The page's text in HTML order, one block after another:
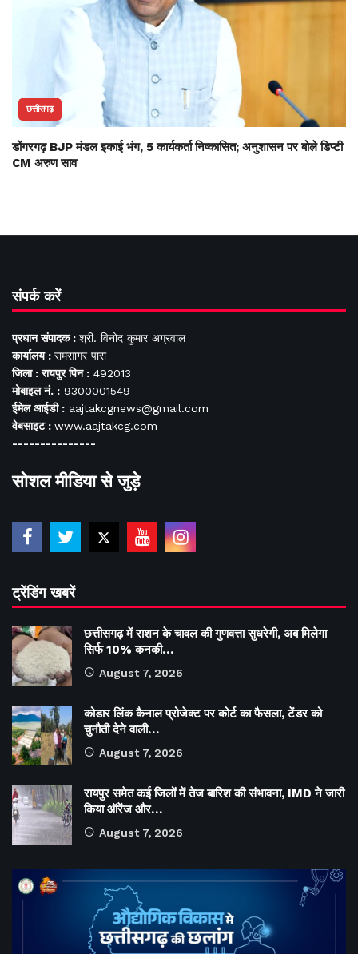
छत्तीसगढ़
डोंगरगढ़ BJP मंडल इकाई भंग, 5 कार्यकर्ता निष्कासित; अनुशासन पर बोले डिप्टी
CM अरुण साव
संपर्क करें
प्रधान संपादक : श्री. विनोद कुमार अग्रवाल
कार्यालय : रामसागर पारा
जिला : रायपुर पिन : 492013
मोबाइल नं. : 9300001549
ईमेल आईडी : aajtakcgnews@gmail.com
वेबसाइट : www.aajtakcg.com
---------------
सोशल मीडिया से जुड़े
ट्रेंडिंग खबरें
छत्तीसगढ़ में राशन के चावल की गुणवत्ता सुधरेगी, अब मिलेगा
सिर्फ 10% कनकी…
August 7, 2026
कोडार लिंक कैनाल प्रोजेक्ट पर कोर्ट का फैसला, टेंडर को
चुनौती देने वाली…
August 7, 2026
रायपुर समेत कई जिलों में तेज बारिश की संभावना, IMD ने जारी
किया ऑरेंज और…
August 7, 2026